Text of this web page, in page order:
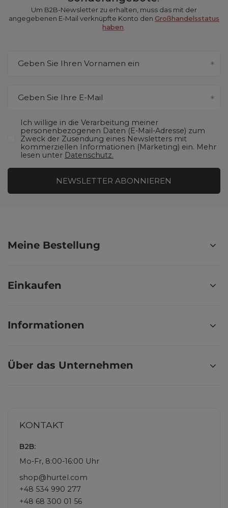
Um B2B-Newsletter zu erhalten, muss das mit der
angegebenen E-Mail verknüpfte Konto den Großhandelsstatus
haben
Geben Sie Ihren Vornamen ein
Geben Sie Ihre E-Mail
Ich willige in die Verarbeitung meiner
personenbezogenen Daten (E-Mail-Adresse) zum
Zweck der Zusendung eines Newsletters mit
kommerziellen Informationen (Marketing) ein. Mehr
lesen unter Datenschutz.
NEWSLETTER ABONNIEREN
Meine Bestellung
Einkaufen
Informationen
Über das Unternehmen
KONTAKT
B2B:
Mo-Fr, 8:00-16:00 Uhr
shop@hurtel.com
+48 534 990 277
+48 68 300 01 56